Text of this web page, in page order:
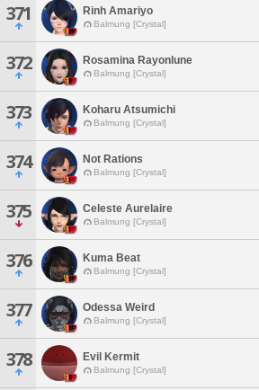
371 Rinh Amariyo
Balmung [Crystal]
372 Rosamina Rayonlune
Balmung [Crystal]
373 Koharu Atsumichi
Balmung [Crystal]
374 Not Rations
Balmung [Crystal]
375 Celeste Aurelaire
Balmung [Crystal]
376 Kuma Beat
Balmung [Crystal]
377 Odessa Weird
Balmung [Crystal]
378 Evil Kermit
Balmung [Crystal]